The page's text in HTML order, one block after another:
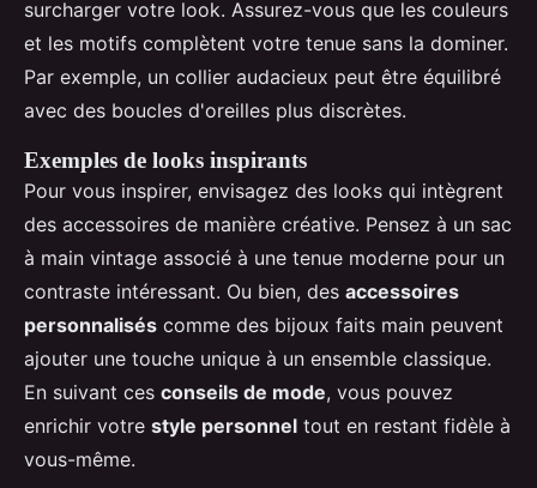
surcharger votre look. Assurez-vous que les couleurs
et les motifs complètent votre tenue sans la dominer.
Par exemple, un collier audacieux peut être équilibré
avec des boucles d'oreilles plus discrètes.
Exemples de looks inspirants
Pour vous inspirer, envisagez des looks qui intègrent
des accessoires de manière créative. Pensez à un sac
à main vintage associé à une tenue moderne pour un
contraste intéressant. Ou bien, des accessoires
personnalisés comme des bijoux faits main peuvent
ajouter une touche unique à un ensemble classique.
En suivant ces conseils de mode, vous pouvez
enrichir votre style personnel tout en restant fidèle à
vous-même.